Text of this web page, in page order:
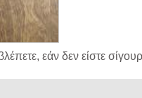
εάν δεν είστε